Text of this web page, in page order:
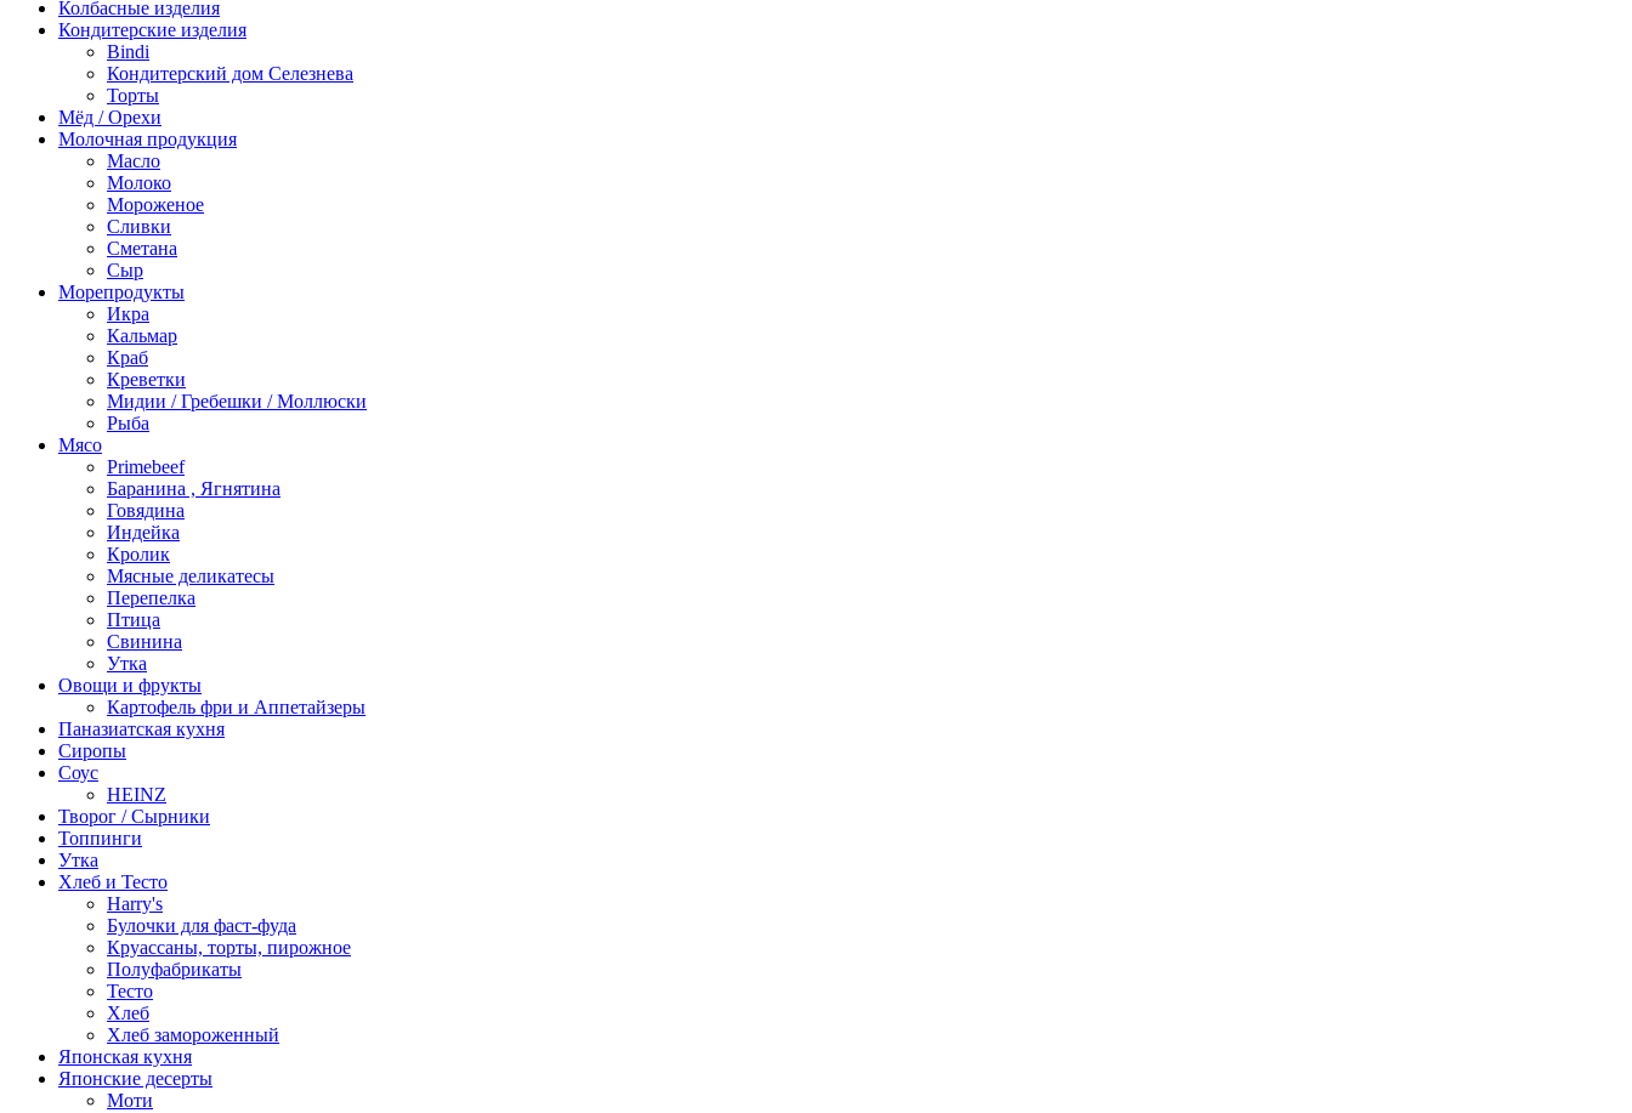
Колбасные изделия
Кондитерские изделия
Bindi
Кондитерский дом Селезнева
Торты
Мёд / Орехи
Молочная продукция
Масло
Молоко
Мороженое
Сливки
Сметана
Сыр
Морепродукты
Икра
Кальмар
Краб
Креветки
Мидии / Гребешки / Моллюски
Рыба
Мясо
Primebeef
Баранина , Ягнятина
Говядина
Индейка
Кролик
Мясные деликатесы
Перепелка
Птица
Свинина
Утка
Овощи и фрукты
Картофель фри и Аппетайзеры
Паназиатская кухня​
Сиропы
Соус
HEINZ
Творог / Сырники
Топпинги
Утка
Хлеб и Тесто
Harry's
Булочки для фаст-фуда
Круассаны, торты, пирожное
Полуфабрикаты
Тесто
Хлеб
Хлеб замороженный
Японская кухня
Японские десерты
Моти